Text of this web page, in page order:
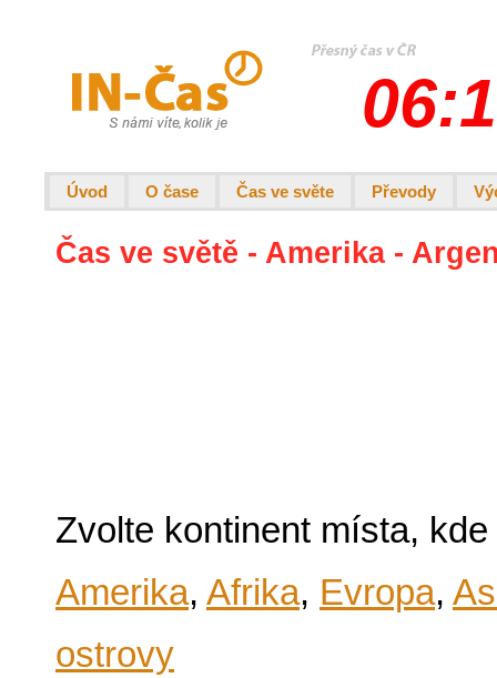
Úvod O čase Čas ve světe Převody
Čas ve světě - Amerika -
Zvolte kontinent místa,
Amerika, Afrika, Evropa,
ostrovy